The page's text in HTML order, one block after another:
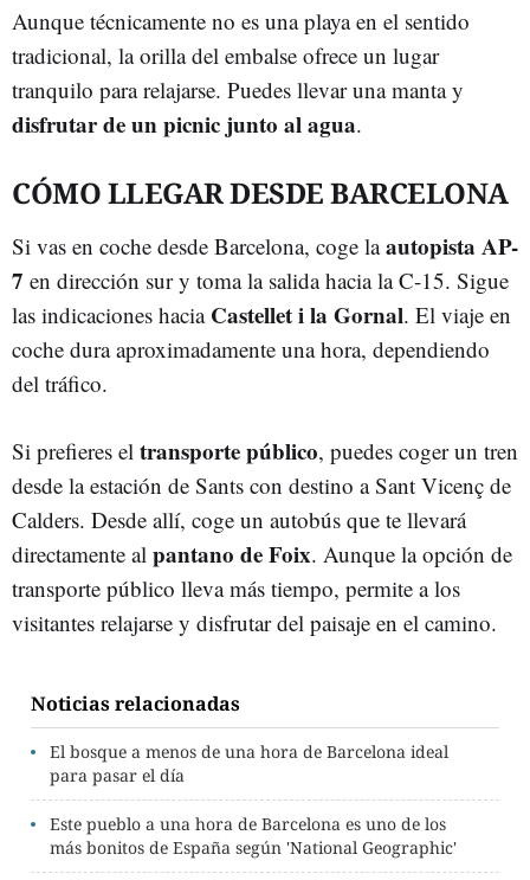
Aunque técnicamente no es una playa en el sentido
tradicional, la orilla del embalse ofrece un lugar
tranquilo para relajarse. Puedes llevar una manta y
disfrutar de un picnic junto al agua.
CÓMO LLEGAR DESDE BARCELONA
Si vas en coche desde Barcelona, coge laautopista AP-
7 en dirección sur y toma la salida hacia la C-15. Sigue
las indicaciones hacia Castellet i la Gornal. El viaje en
coche dura aproximadamente una hora, dependiendo
del tráfico.
Si prefieres el transporte público, puedes coger un tren
desde la estación de Sants con destino a Sant Vicenç de
Calders. Desde allí, coge un autobús que te llevará
directamente al pantano de Foix. Aunque la opción de
transporte público lleva más tiempo, permite a los
visitantes relajarse y disfrutar del paisaje en el camino.
Noticias relacionadas
El bosque a menos de una hora de Barcelona ideal
para pasar el día
Este pueblo a una hora de Barcelona es uno de los
más bonitos de España según 'National Geographic'